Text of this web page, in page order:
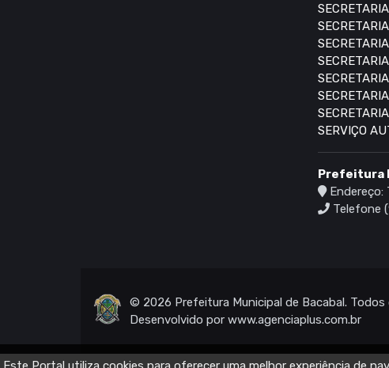
SERVIÇO
Prefeitura
Endereço:
Telefone
© 2026 Prefeitura Municipal de Bacabal. Todos
Desenvolvido por www.agenciaplus.com.br